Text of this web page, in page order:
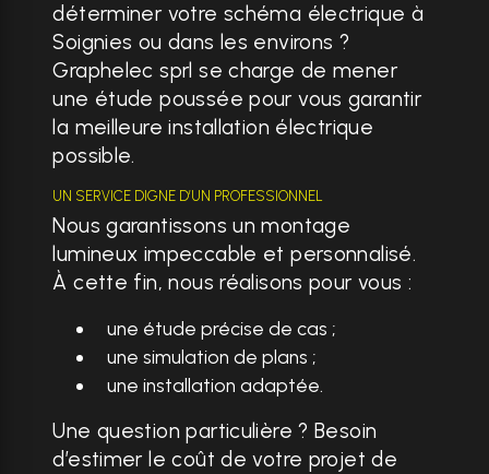
déterminer votre schéma électrique à
Soignies ou dans les environs ?
Graphelec sprl se charge de mener
une étude poussée pour vous garantir
la meilleure installation électrique
possible.
UN SERVICE DIGNE D’UN PROFESSIONNEL
Nous garantissons un montage
lumineux impeccable et personnalisé.
À cette fin, nous réalisons pour vous :
une étude précise de cas ;
une simulation de plans ;
une installation adaptée.
Une question particulière ? Besoin
d’estimer le coût de votre projet de